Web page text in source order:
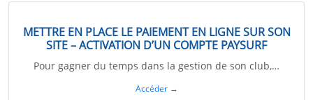
METTRE EN PLACE LE PAIEMENT EN LIGNE SUR SON
SITE – ACTIVATION D’UN COMPTE PAYSURF
Pour gagner du temps dans la gestion de son club,…
Accéder →